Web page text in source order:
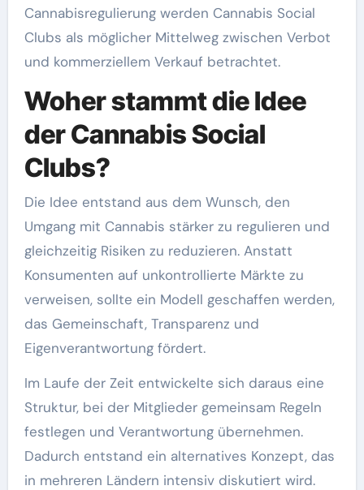
Cannabisregulierung werden Cannabis Social
Clubs als möglicher Mittelweg zwischen Verbot
und kommerziellem Verkauf betrachtet.
Woher stammt die Idee
der Cannabis Social
Clubs?
Die Idee entstand aus dem Wunsch, den
Umgang mit Cannabis stärker zu regulieren und
gleichzeitig Risiken zu reduzieren. Anstatt
Konsumenten auf unkontrollierte Märkte zu
verweisen, sollte ein Modell geschaffen werden,
das Gemeinschaft, Transparenz und
Eigenverantwortung fördert.
Im Laufe der Zeit entwickelte sich daraus eine
Struktur, bei der Mitglieder gemeinsam Regeln
festlegen und Verantwortung übernehmen.
Dadurch entstand ein alternatives Konzept, das
in mehreren Ländern intensiv diskutiert wird.